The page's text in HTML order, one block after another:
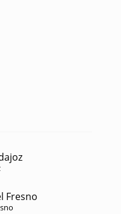
Fresno